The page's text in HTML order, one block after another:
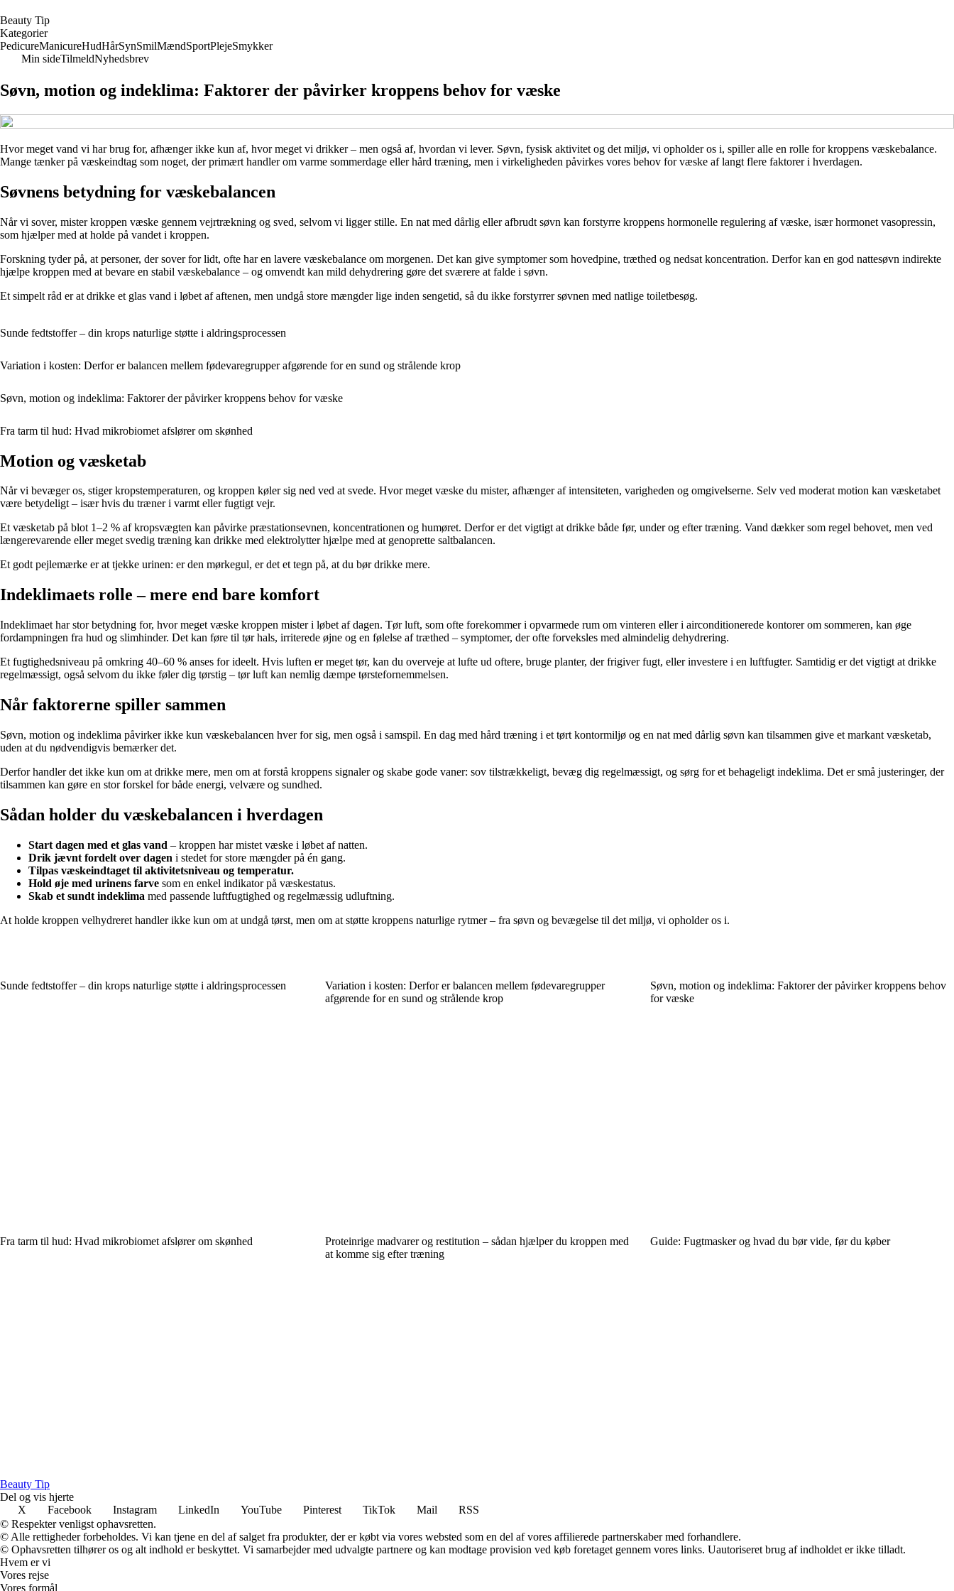
Beauty Tip
Kategorier
PedicureManicureHudHårSynSmilMændSportPlejeSmykker
Min sideTilmeldNyhedsbrev
Søvn, motion og indeklima: Faktorer der påvirker kroppens behov for væske
Hvor meget vand vi har brug for, afhænger ikke kun af, hvor meget vi drikker – men også af, hvordan vi lever. Søvn, fysisk aktivitet og det miljø, vi opholder os i, spiller alle en rolle for kroppens væskebalance.
Mange tænker på væskeindtag som noget, der primært handler om varme sommerdage eller hård træning, men i virkeligheden påvirkes vores behov for væske af langt flere faktorer i hverdagen.
Søvnens betydning for væskebalancen
Når vi sover, mister kroppen væske gennem vejrtrækning og sved, selvom vi ligger stille. En nat med dårlig eller afbrudt søvn kan forstyrre kroppens hormonelle regulering af væske, især hormonet vasopressin,
som hjælper med at holde på vandet i kroppen.
Forskning tyder på, at personer, der sover for lidt, ofte har en lavere væskebalance om morgenen. Det kan give symptomer som hovedpine, træthed og nedsat koncentration. Derfor kan en god nattesøvn indirekte
hjælpe kroppen med at bevare en stabil væskebalance – og omvendt kan mild dehydrering gøre det sværere at falde i søvn.
Et simpelt råd er at drikke et glas vand i løbet af aftenen, men undgå store mængder lige inden sengetid, så du ikke forstyrrer søvnen med natlige toiletbesøg.
Sunde fedtstoffer – din krops naturlige støtte i aldringsprocessen
Variation i kosten: Derfor er balancen mellem fødevaregrupper afgørende for en sund og strålende krop
Søvn, motion og indeklima: Faktorer der påvirker kroppens behov for væske
Fra tarm til hud: Hvad mikrobiomet afslører om skønhed
Motion og væsketab
Når vi bevæger os, stiger kropstemperaturen, og kroppen køler sig ned ved at svede. Hvor meget væske du mister, afhænger af intensiteten, varigheden og omgivelserne. Selv ved moderat motion kan væsketabet
være betydeligt – især hvis du træner i varmt eller fugtigt vejr.
Et væsketab på blot 1–2 % af kropsvægten kan påvirke præstationsevnen, koncentrationen og humøret. Derfor er det vigtigt at drikke både før, under og efter træning. Vand dækker som regel behovet, men ved
længerevarende eller meget svedig træning kan drikke med elektrolytter hjælpe med at genoprette saltbalancen.
Et godt pejlemærke er at tjekke urinen: er den mørkegul, er det et tegn på, at du bør drikke mere.
Indeklimaets rolle – mere end bare komfort
Indeklimaet har stor betydning for, hvor meget væske kroppen mister i løbet af dagen. Tør luft, som ofte forekommer i opvarmede rum om vinteren eller i airconditionerede kontorer om sommeren, kan øge
fordampningen fra hud og slimhinder. Det kan føre til tør hals, irriterede øjne og en følelse af træthed – symptomer, der ofte forveksles med almindelig dehydrering.
Et fugtighedsniveau på omkring 40–60 % anses for ideelt. Hvis luften er meget tør, kan du overveje at lufte ud oftere, bruge planter, der frigiver fugt, eller investere i en luftfugter. Samtidig er det vigtigt at drikke
regelmæssigt, også selvom du ikke føler dig tørstig – tør luft kan nemlig dæmpe tørstefornemmelsen.
Når faktorerne spiller sammen
Søvn, motion og indeklima påvirker ikke kun væskebalancen hver for sig, men også i samspil. En dag med hård træning i et tørt kontormiljø og en nat med dårlig søvn kan tilsammen give et markant væsketab,
uden at du nødvendigvis bemærker det.
Derfor handler det ikke kun om at drikke mere, men om at forstå kroppens signaler og skabe gode vaner: sov tilstrækkeligt, bevæg dig regelmæssigt, og sørg for et behageligt indeklima. Det er små justeringer, der
tilsammen kan gøre en stor forskel for både energi, velvære og sundhed.
Sådan holder du væskebalancen i hverdagen
Start dagen med et glas vand – kroppen har mistet væske i løbet af natten.
Drik jævnt fordelt over dagen i stedet for store mængder på én gang.
Tilpas væskeindtaget til aktivitetsniveau og temperatur.
Hold øje med urinens farve som en enkel indikator på væskestatus.
Skab et sundt indeklima med passende luftfugtighed og regelmæssig udluftning.
At holde kroppen velhydreret handler ikke kun om at undgå tørst, men om at støtte kroppens naturlige rytmer – fra søvn og bevægelse til det miljø, vi opholder os i.
Sunde fedtstoffer – din krops naturlige støtte i aldringsprocessen
Variation i kosten: Derfor er balancen mellem fødevaregrupper
afgørende for en sund og strålende krop
Søvn, motion og indeklima: Faktorer der påvirker kroppens behov
for væske
Fra tarm til hud: Hvad mikrobiomet afslører om skønhed
Proteinrige madvarer og restitution – sådan hjælper du kroppen med
at komme sig efter træning
Guide: Fugtmasker og hvad du bør vide, før du køber
Beauty Tip
Del og vis hjerte
X
Facebook Instagram LinkedIn YouTube Pinterest TikTok Mail
RSS
© Respekter venligst ophavsretten.
© Alle rettigheder forbeholdes. Vi kan tjene en del af salget fra produkter, der er købt via vores websted som en del af vores affilierede partnerskaber med forhandlere.
© Ophavsretten tilhører os og alt indhold er beskyttet. Vi samarbejder med udvalgte partnere og kan modtage provision ved køb foretaget gennem vores links. Uautoriseret brug af indholdet er ikke tilladt.
Hvem er vi
Vores rejse
Vores formål